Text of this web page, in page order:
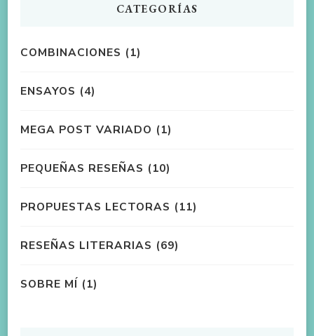
CATEGORÍAS
COMBINACIONES (1)
ENSAYOS (4)
MEGA POST VARIADO (1)
PEQUEÑAS RESEÑAS (10)
PROPUESTAS LECTORAS (11)
RESEÑAS LITERARIAS (69)
SOBRE MÍ (1)